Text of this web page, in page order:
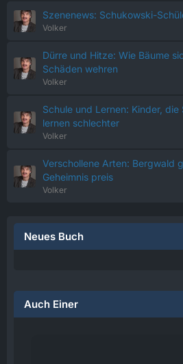
e
Szenenews: Schukowski-
Volker
Dürre und Hitze: Wie Bäume
Schäden wehren
Volker
Schule und Lernen: Kinder, die
lernen schlechter
Volker
Verschollene Arten: Bergwald
Geheimnis preis
Volker
Neues Buch
Auch Einer